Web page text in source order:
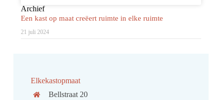
Archief
Een kast op maat creëert ruimte in elke ruimte
21 juli 2024
Elkekastopmaat
Bellstraat 20